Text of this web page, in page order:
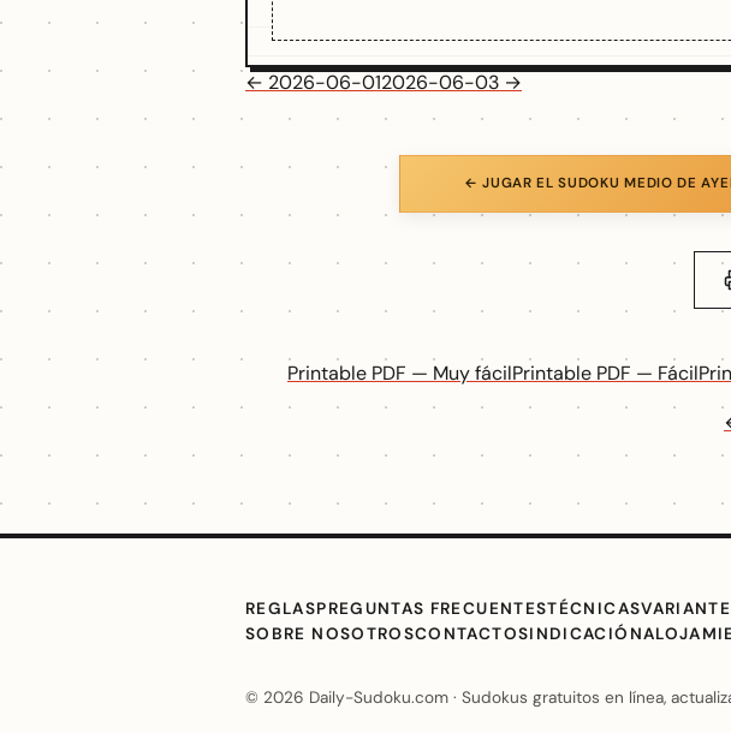
← 2026-06-012026-06-03 →
← JUGAR EL SUDOKU MEDIO DE
Printable PDF — Muy fácilPrintable PDF — Fácil
REGLASPREGUNTAS FRECUENTESTÉCNICAS
SOBRE NOSOTROSCONTACTOSINDICACIÓN
© 2026 Daily-Sudoku.com · Sudokus gratuitos en línea,